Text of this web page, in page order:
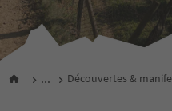
... Découvertes &